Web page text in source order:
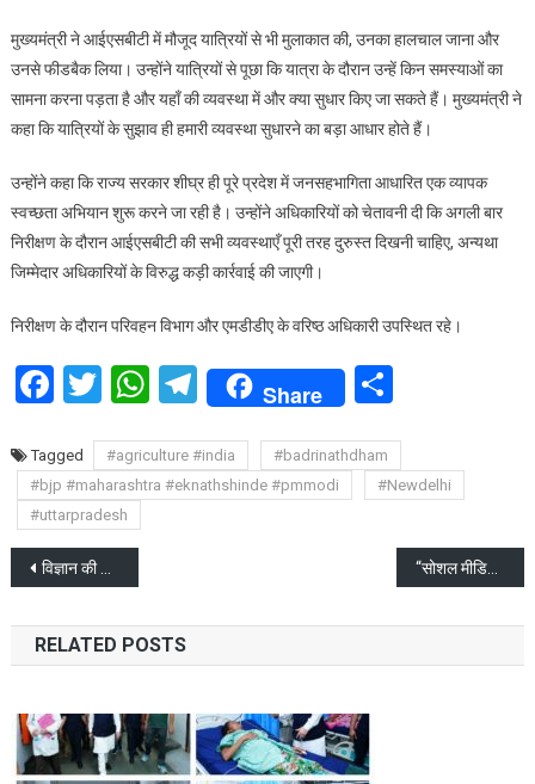
मुख्यमंत्री ने आईएसबीटी में मौजूद यात्रियों से भी मुलाकात की, उनका हालचाल जाना और
उनसे फीडबैक लिया। उन्होंने यात्रियों से पूछा कि यात्रा के दौरान उन्हें किन समस्याओं का
सामना करना पड़ता है और यहाँ की व्यवस्था में और क्या सुधार किए जा सकते हैं। मुख्यमंत्री ने
कहा कि यात्रियों के सुझाव ही हमारी व्यवस्था सुधारने का बड़ा आधार होते हैं।
उन्होंने कहा कि राज्य सरकार शीघ्र ही पूरे प्रदेश में जनसहभागिता आधारित एक व्यापक
स्वच्छता अभियान शुरू करने जा रही है। उन्होंने अधिकारियों को चेतावनी दी कि अगली बार
निरीक्षण के दौरान आईएसबीटी की सभी व्यवस्थाएँ पूरी तरह दुरुस्त दिखनी चाहिए, अन्यथा
जिम्मेदार अधिकारियों के विरुद्ध कड़ी कार्रवाई की जाएगी।
निरीक्षण के दौरान परिवहन विभाग और एमडीडीए के वरिष्ठ अधिकारी उपस्थित रहे।
Facebook
Twitter
WhatsApp
Telegram
Share Share
Tagged #agriculture #india
#badrinathdham
#bjp #maharashtra #eknathshinde #pmmodi
#Newdelhi
#uttarpradesh
Post
navigation
विज्ञान की पाठशाला कार्यक्रम में मध्य वैज्ञानिक चेतना को बढ़ावा “सोशल मीडिया मंथन” में जुटे सोशल मीडिया कंटेंट क्रिएटर्स और इन्फ्लुएंसर्स
RELATED POSTS